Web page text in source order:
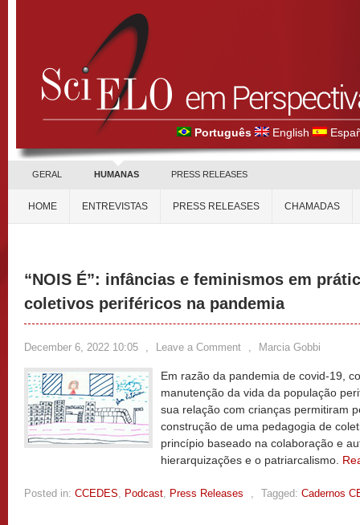
Português English
GERAL HUMANAS PRESS RELEASES
HOME ENTREVISTAS PRESS RELEASES CHAMADAS
“NOIS É”: infâncias e feminismos em
coletivos periféricos na pandemia
December 6, 2022 10:05 , Leave a Comment , Marcia Gobbi
Em razão da pandemia de covid-19,
manutenção da vida da população
sua relação com crianças permitiram
construção de uma pedagogia de
princípio baseado na colaboração e
hierarquizações e o patriarcalismo.
Posted in: CCEDES, Podcast, Press Releases , Tagged: Cadernos